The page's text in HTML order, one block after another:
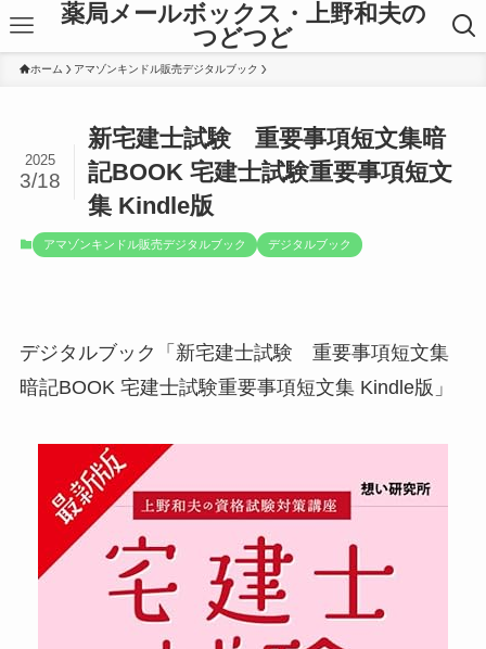
薬局メールボックス・上野和夫の
つどつど
ホーム アマゾンキンドル販売デジタルブック
新宅建士試験 重要事項短文集暗
記BOOK 宅建士試験重要事項短文
集 Kindle版
2025
3/18
アマゾンキンドル販売デジタルブック デジタルブック
デジタルブック「新宅建士試験 重要事項短文集
暗記BOOK 宅建士試験重要事項短文集 Kindle版」